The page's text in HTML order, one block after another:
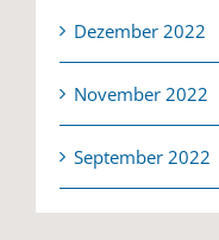
Dezember 2022
November 2022
September 2022